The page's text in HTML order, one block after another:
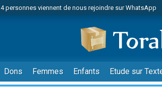
4 personnes viennent de nous rejoindre sur WhatsApp
Odaya vient de donner son Maasser
3 personnes viennent de faire un don pour 5 jours
3 personnes viennent de faire un don pour Diane,
13 personnes viennent de demander une bénédiction
Dons Femmes Enfants Etude sur